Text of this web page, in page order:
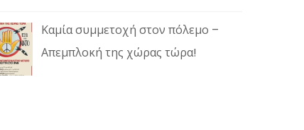
Καμία συμμετοχή στον πόλεμο –
Απεμπλοκή της χώρας τώρα!